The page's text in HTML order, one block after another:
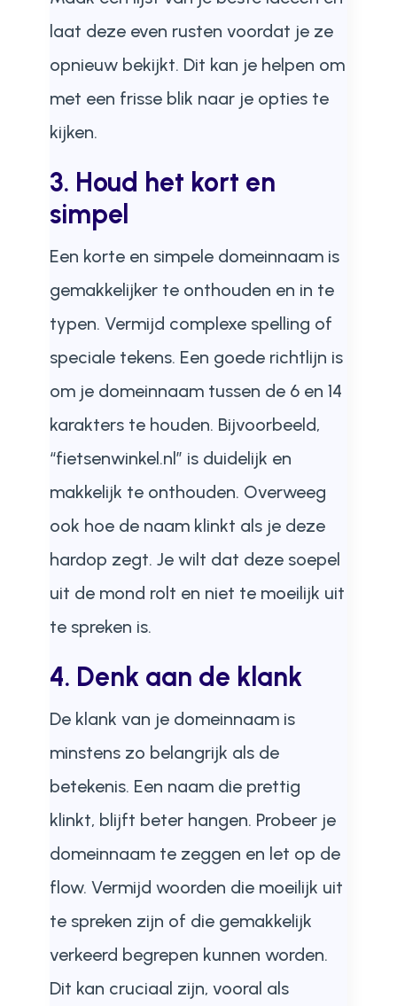
laat deze even rusten voordat je ze
opnieuw bekijkt. Dit kan je helpen om
met een frisse blik naar je opties te
kijken.
3. Houd het kort en
simpel
Een korte en simpele domeinnaam is
gemakkelijker te onthouden en in te
typen. Vermijd complexe spelling of
speciale tekens. Een goede richtlijn is
om je domeinnaam tussen de 6 en 14
karakters te houden. Bijvoorbeeld,
“fietsenwinkel.nl” is duidelijk en
makkelijk te onthouden. Overweeg
ook hoe de naam klinkt als je deze
hardop zegt. Je wilt dat deze soepel
uit de mond rolt en niet te moeilijk uit
te spreken is.
4. Denk aan de klank
De klank van je domeinnaam is
minstens zo belangrijk als de
betekenis. Een naam die prettig
klinkt, blijft beter hangen. Probeer je
domeinnaam te zeggen en let op de
flow. Vermijd woorden die moeilijk uit
te spreken zijn of die gemakkelijk
verkeerd begrepen kunnen worden.
Dit kan cruciaal zijn, vooral als